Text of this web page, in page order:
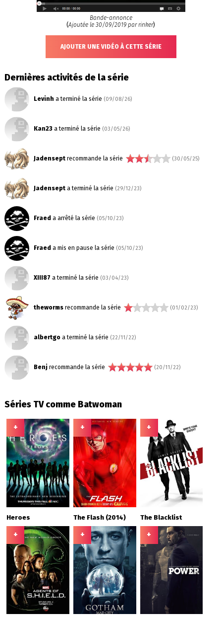
Bande-annonce
(Ajoutée le 30/09/2019 par rinker)
AJOUTER UNE VIDÉO À CETTE SÉRIE
Dernières activités de la série
Levinh a terminé la série (09/08/26)
Kan23a terminé la série (03/05/26)
Jadenseptrecommande la série (30/05/25)
Jadensepta terminé la série (29/12/23)
Fraed a arrêté la série (05/10/23)
Fraed a mis en pause la série (05/10/23)
XIII87 a terminé la série (03/04/23)
thewormsrecommande la série (01/02/23)
albertgoa terminé la série (22/11/22)
Benjrecommande la série (20/11/22)
Séries TV comme Batwoman
+
Heroes
+
The Flash (2014)
+
The Blacklist
+ + +